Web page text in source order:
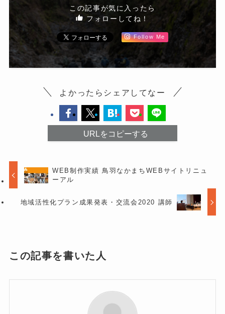
この記事が気に入ったら
フォローしてね！
Follow Me
よかったらシェアしてなー
URLをコピーする
WEB制作実績 鳥羽なかまちWEBサイトリニュ
ーアル
地域活性化プラン成果発表・交流会2020 講師
この記事を書いた人